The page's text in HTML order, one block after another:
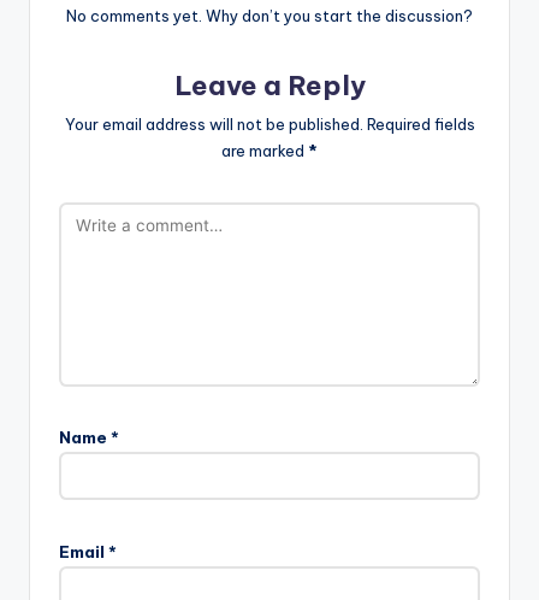
No comments yet. Why don’t you start the discussion?
Leave a Reply
Your email address will not be published. Required fields
are marked *
Name *
Email *